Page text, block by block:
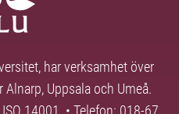
har verksamhet över
Alnarp, Uppsala och Umeå.
14001. • Telefon: 018-67